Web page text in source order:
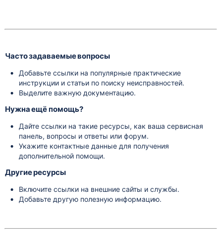
Часто задаваемые вопросы
Добавьте ссылки на популярные практические
инструкции и статьи по поиску неисправностей.
Выделите важную документацию.
Нужна ещё помощь?
Дайте ссылки на такие ресурсы, как ваша сервисная
панель, вопросы и ответы или форум.
Укажите контактные данные для получения
дополнительной помощи.
Другие ресурсы
Включите ссылки на внешние сайты и службы.
Добавьте другую полезную информацию.